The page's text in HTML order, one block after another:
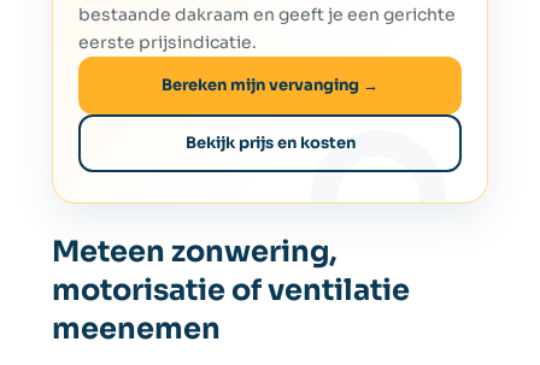
bestaande dakraam en geeft je een gerichte
eerste prijsindicatie.
Bereken mijn vervanging →
Bekijk prijs en kosten
Meteen zonwering,
motorisatie of ventilatie
meenemen